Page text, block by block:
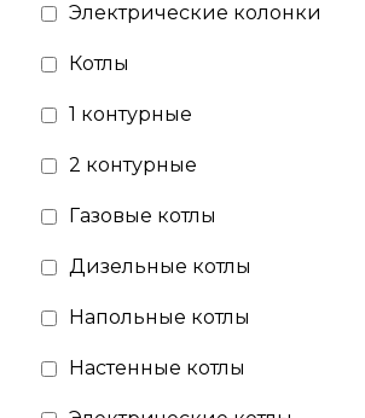
Электрические колонки
Котлы
1 контурные
2 контурные
Газовые котлы
Дизельные котлы
Напольные котлы
Настенные котлы